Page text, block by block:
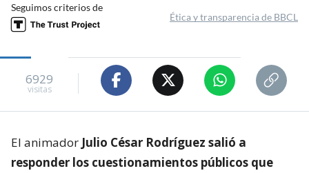
Seguimos criterios de
Ética y transparencia de BBCL
6929
visitas
El animador Julio César Rodríguez salió a
responder los cuestionamientos públicos que